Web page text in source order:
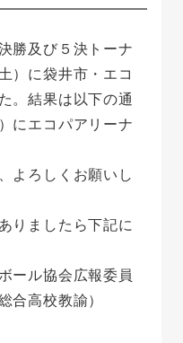
勝及び５決トーナ
）に袋井市・エコ
。結果は以下の通
にエコパアリーナ
よろしくお願いし
ましたら下記に
ール協会広報委員
合高校教諭）